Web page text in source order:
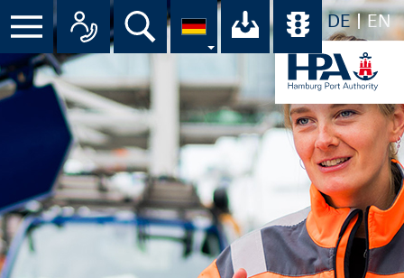
DE EN
Suche Ihr Download-